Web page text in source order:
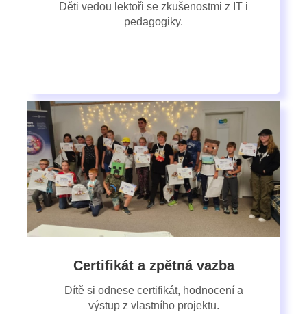
Děti vedou lektoři se zkušenostmi z IT i
pedagogiky.
Certifikát a zpětná vazba
Dítě si odnese certifikát, hodnocení a
výstup z vlastního projektu.